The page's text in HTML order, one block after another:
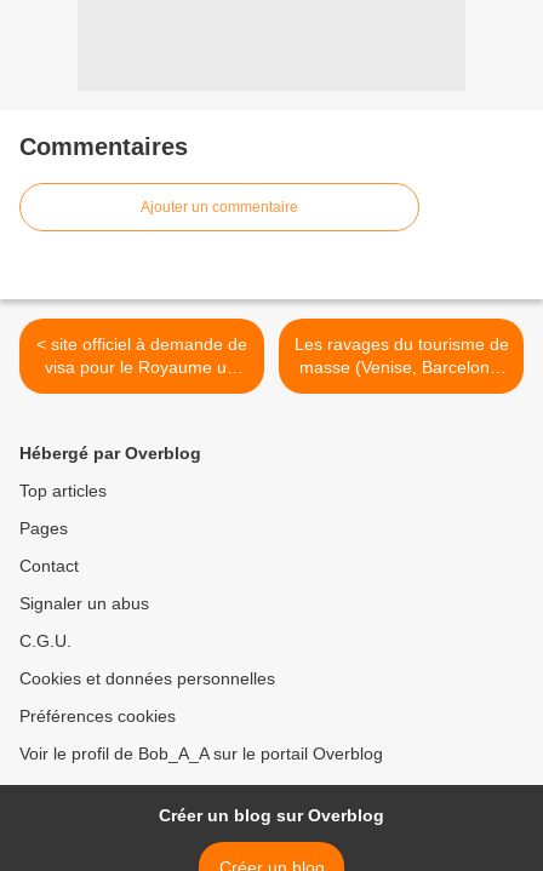
Commentaires
Ajouter un commentaire
< site officiel à demande de
visa pour le Royaume uni
(UK) à partir de l'Algérie
Les ravages du tourisme de
masse (Venise, Barcelone,
Dubrovnik...) >
Hébergé par Overblog
Top articles
Pages
Contact
Signaler un abus
C.G.U.
Cookies et données personnelles
Préférences cookies
Voir le profil de Bob_A_A sur le portail Overblog
Créer un blog sur Overblog